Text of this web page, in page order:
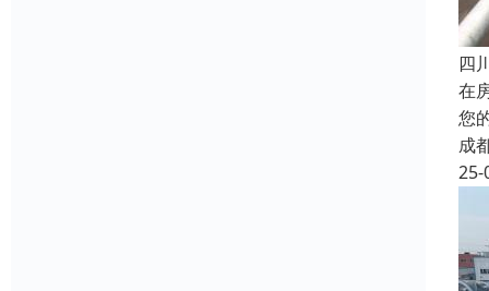
四
在
您
成
25-